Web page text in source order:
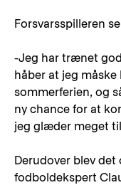
Forsvarsspilleren
-Jeg har trænet
håber at jeg
sommerferien, og
ny chance for at
jeg glæder meget
Derudover blev det
fodboldekspert